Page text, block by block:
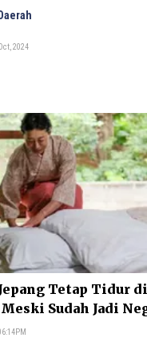
2024
Tetap Tidur
Sudah Jadi